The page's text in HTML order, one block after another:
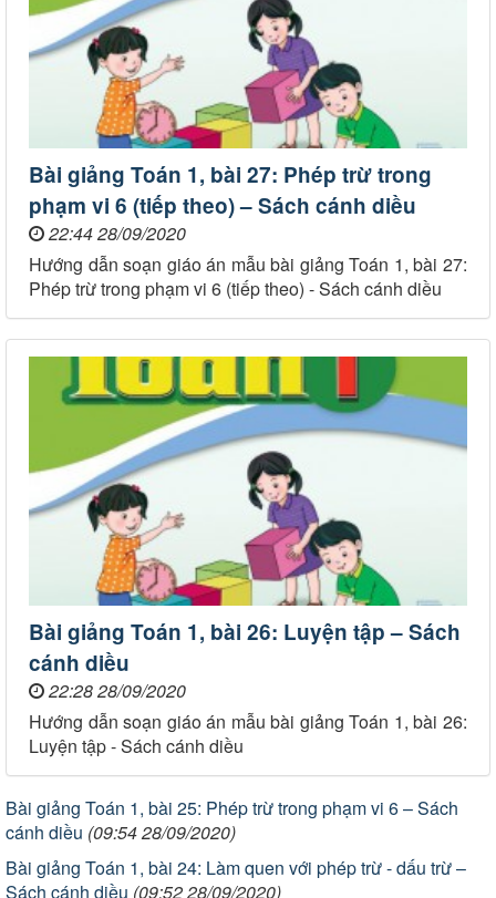
Bài giảng Toán 1, bài 27: Phép trừ trong
phạm vi 6 (tiếp theo) – Sách cánh diều
22:44 28/09/2020
Hướng dẫn soạn giáo án mẫu bài giảng Toán 1, bài 27:
Phép trừ trong phạm vi 6 (tiếp theo) - Sách cánh diều
Bài giảng Toán 1, bài 26: Luyện tập – Sách
cánh diều
22:28 28/09/2020
Hướng dẫn soạn giáo án mẫu bài giảng Toán 1, bài 26:
Luyện tập - Sách cánh diều
Bài giảng Toán 1, bài 25: Phép trừ trong phạm vi 6 – Sách
cánh diều (09:54 28/09/2020)
Bài giảng Toán 1, bài 24: Làm quen với phép trừ - dấu trừ –
Sách cánh diều (09:52 28/09/2020)